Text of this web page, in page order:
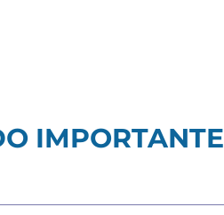
IMPORTANTE